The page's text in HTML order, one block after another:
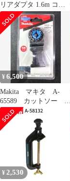
リアダプタ 1.6m コネ
クタ式 A-77394 makita
純正 パーツ 部品 正規
品 おすすめ 便利
¥6,500
Makita マキタ A-
65589 カットソー
TMA061HM
¥ 2,530